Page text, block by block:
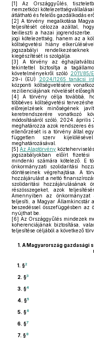
[1] Az Országgyűlés,
nemzetközi
átlátható és felelős gazdálkodás
[2] A törvény megalkotása
teljesítését célozza azáltal,
beilleszti a hazai
jogi kötelezettség, hanem az a
költségvetési hiány
jogszabályi
kiegészítését is szolgálja.
[3] A törvény az
tekintettel biztosítja a
követelményekről szóló 2011/85/
29-i (EU)
2024/1265 tanácsi
központi költségvetésére
rezilienciájának növelését
[4] A törvény célja továbbá,
többéves költségvetési
előrejelzések minőségének
keretrendszerére vonatkozó
módosításáról szóló, 2024. április
meghatározza azok rendszeres
ellenőrzését is a törvény által
független szerv
meghatározásával.
[5] Az Alaptörvény
jogszabályokban előírt fizetési
mindenki számára kötelező. E
önkormányzati szolidaritási
döntéseinek végrehajtása. A
hozzájárulást a nettó
szolidaritási hozzájárulásának
részösszegeket, azok
Amennyiben az önkormányzat
teljesíti, a Magyar Államkincstár
beszedéssel összefüggésben az
nyújthat be.
[6] Az Országgyűlés mindezek
koherenciájának biztosítása,
teljesítése céljából a következő
1. A Magyarország gazdasági
1. §2
2. §3
3. §4
4. §5
5. §6
6. §7
7. §8